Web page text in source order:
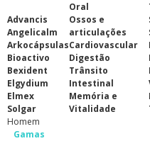
Advancis
Angelicalm
Arkocápsulas
Bioactivo
Bexident
Elgydium
Elmex
Solgar
Oral
Ossos e
articulações
Cardiovascular
Digestão
Trânsito
Intestinal
Memória e
Vitalidade
Homem
Gamas